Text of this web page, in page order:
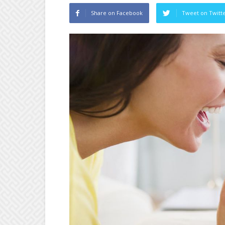
Share on Facebook Tweet on